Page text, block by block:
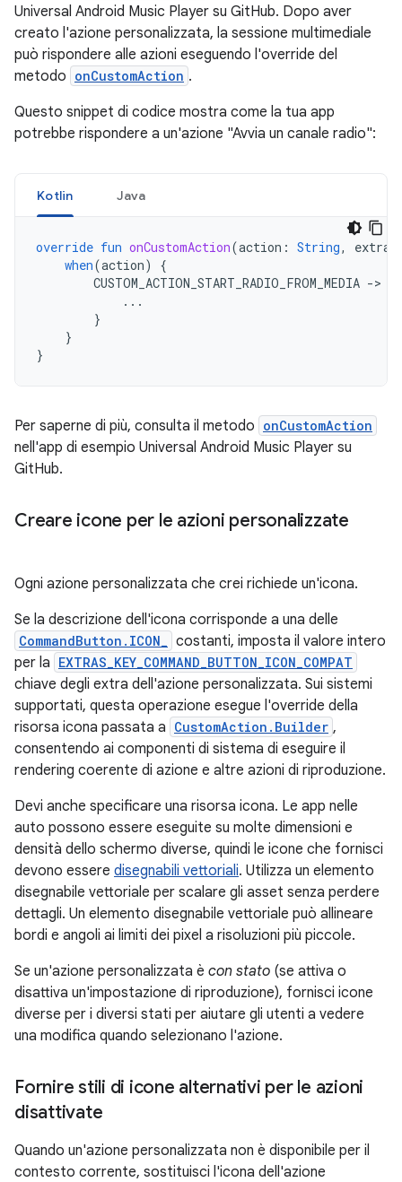
Universal Android Music Player su GitHub. Dopo aver
creato l'azione personalizzata, la sessione multimediale
può rispondere alle azioni eseguendo l'override del
metodo onCustomAction .
Questo snippet di codice mostra come la tua app
potrebbe rispondere a un'azione "Avvia un canale radio":
Kotlin Java
override fun onCustomAction(action : String, extras
when(action)
{
CUSTOM_ACTION_START_RADIO_FROM_MEDIA ->
...
}
}
}
Per saperne di più, consulta il metodo onCustomAction
nell'app di esempio Universal Android Music Player su
GitHub.
Creare icone per le azioni personalizzate
Ogni azione personalizzata che crei richiede un'icona.
Se la descrizione dell'icona corrisponde a una delle
CommandButton.ICON_ costanti, imposta il valore intero
per la EXTRAS_KEY_COMMAND_BUTTON_ICON_COMPAT
chiave degli extra dell'azione personalizzata. Sui sistemi
supportati, questa operazione esegue l'override della
risorsa icona passata a CustomAction.Builder ,
consentendo ai componenti di sistema di eseguire il
rendering coerente di azione e altre azioni di riproduzione.
Devi anche specificare una risorsa icona. Le app nelle
auto possono essere eseguite su molte dimensioni e
densità dello schermo diverse, quindi le icone che fornisci
devono essere disegnabili vettoriali. Utilizza un elemento
disegnabile vettoriale per scalare gli asset senza perdere
dettagli. Un elemento disegnabile vettoriale può allineare
bordi e angoli ai limiti dei pixel a risoluzioni più piccole.
Se un'azione personalizzata è con stato (se attiva o
disattiva un'impostazione di riproduzione), fornisci icone
diverse per i diversi stati per aiutare gli utenti a vedere
una modifica quando selezionano l'azione.
Fornire stili di icone alternativi per le azioni
disattivate
Quando un'azione personalizzata non è disponibile per il
contesto corrente, sostituisci l'icona dell'azione